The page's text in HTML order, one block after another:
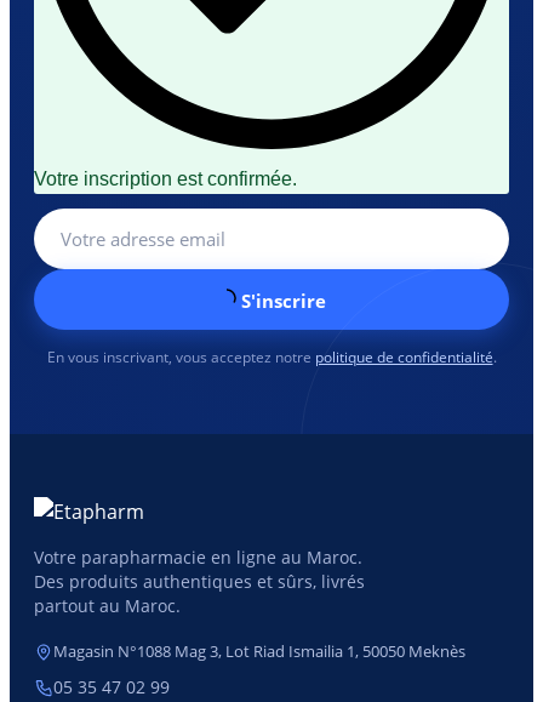
Votre inscription est confirmée.
S'inscrire
En vous inscrivant, vous acceptez notre politique de confidentialité.
Votre parapharmacie en ligne au Maroc.
Des produits authentiques et sûrs, livrés
partout au Maroc.
Magasin N°1088 Mag 3, Lot Riad Ismailia 1, 50050 Meknès
05 35 47 02 99